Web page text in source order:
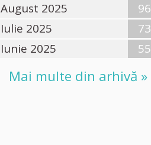
August 2025
96
Iulie 2025
73
Iunie 2025
55
Mai multe din arhivă »